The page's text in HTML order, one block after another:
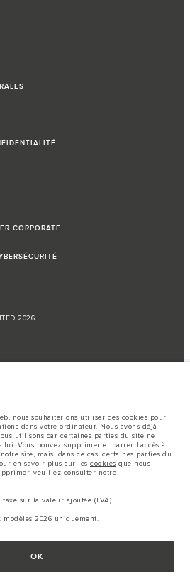
CORPORATE
2026
concessionnaire pour des informations sur
les images et les spécifications.
affecte actuellement les
des véhicules, la disponibilité des options et
situation s’avère très fluctuante, et par
actuellement sur le site Web peuvent ne pas
actuelles en ce qui concerne les
finitions et les combinaisons de couleurs.
pour avoir confirmation des
choix éclairé
de tests offi ciels effectués par le fabricant
en vigueur. La consommation
å des fins de comparaison uniquement.
aux modèles produit en 2026.
nous souhaiterions utiliser des cookies pour
dans votre ordinateur. Nous avons déjà
utilisons car certaines parties du site ne
lui. Vous pouvez supprimer et barrer l'accès à
site, mais, dans ce cas, certaines parties du
en savoir plus sur les cookies que nous
veuillez consulter notre
sur la valeur ajoutée (TVA).
modèles 2026 uniquement.
OK